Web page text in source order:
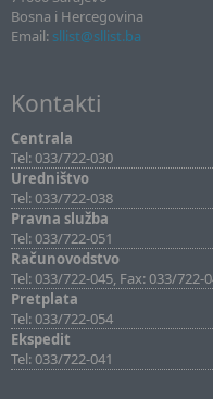
Bosna i Hercegovina
Email: sllist@sllist.ba
Kontakti
Centrala
Tel: 033/722-030
Uredništvo
Tel: 033/722-038
Pravna služba
Tel: 033/722-051
Računovodstvo
Tel: 033/722-045, Fax: 033/722-
Pretplata
Tel: 033/722-054
Ekspedit
Tel: 033/722-041